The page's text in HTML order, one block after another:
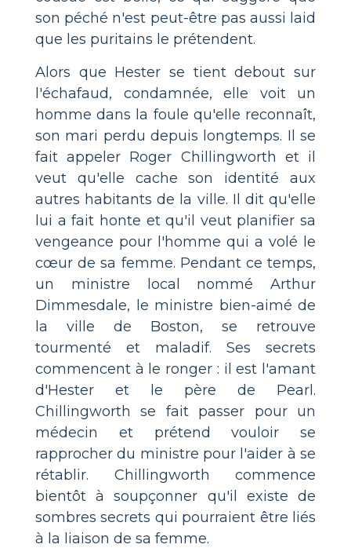
son péché n'est peut-être pas aussi laid
que les puritains le prétendent.
Alors que Hester se tient debout sur
l'échafaud, condamnée, elle voit un
homme dans la foule qu'elle reconnaît,
son mari perdu depuis longtemps. Il se
fait appeler Roger Chillingworth et il
veut qu'elle cache son identité aux
autres habitants de la ville. Il dit qu'elle
lui a fait honte et qu'il veut planifier sa
vengeance pour l'homme qui a volé le
cœur de sa femme. Pendant ce temps,
un ministre local nommé Arthur
Dimmesdale, le ministre bien-aimé de
la ville de Boston, se retrouve
tourmenté et maladif. Ses secrets
commencent à le ronger : il est l'amant
d'Hester et le père de Pearl.
Chillingworth se fait passer pour un
médecin et prétend vouloir se
rapprocher du ministre pour l'aider à se
rétablir. Chillingworth commence
bientôt à soupçonner qu'il existe de
sombres secrets qui pourraient être liés
à la liaison de sa femme.